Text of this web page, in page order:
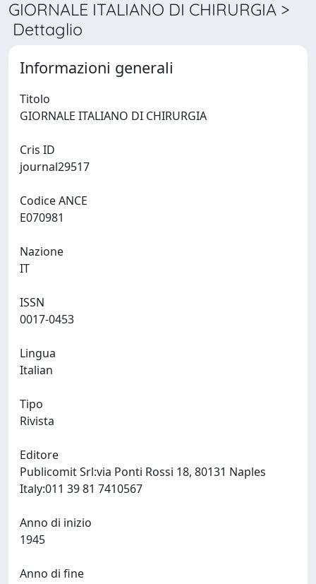
GIORNALE ITALIANO DI CHIRURGIA >
Dettaglio
Informazioni generali
Titolo
Cris ID
Codice ANCE
Nazione
ISSN
Lingua
Tipo
Rivista
Editore
Publicomit Srl:via Ponti Rossi 18, 80131 Naples
Anno di inizio
Anno di fine